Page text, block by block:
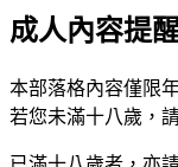
成人內容提
本部落格內容僅限
若您未滿十八歲，